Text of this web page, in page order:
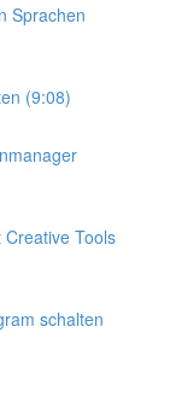
Sprachen
(9:08)
Tools
schalten